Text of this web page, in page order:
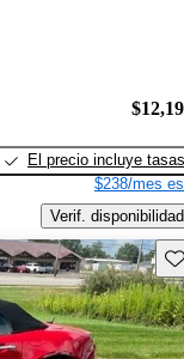
El precio incluye tasas
$238/mes
Verif. disponibilidad